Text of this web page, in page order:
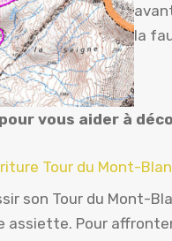
la
vous aider à
Tour du Mont-
son Tour du Mont-
assiette. Pour